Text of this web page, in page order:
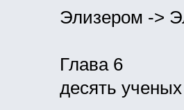
Элизером ->
Глава 6
десять